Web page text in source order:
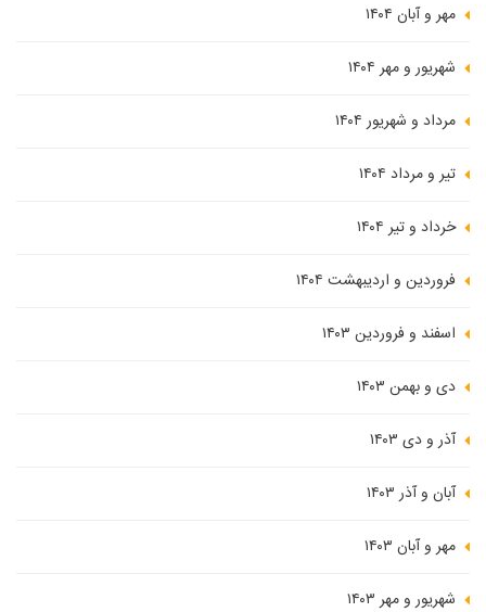
مهر و آبان ۱۴۰۴
شهریور و مهر ۱۴۰۴
مرداد و شهریور ۱۴۰۴
تیر و مرداد ۱۴۰۴
خرداد و تیر ۱۴۰۴
فروردین و اردیبهشت ۱۴۰۴
اسفند و فروردین ۱۴۰۳
دی و بهمن ۱۴۰۳
آذر و دی ۱۴۰۳
آبان و آذر ۱۴۰۳
مهر و آبان ۱۴۰۳
شهریور و مهر ۱۴۰۳